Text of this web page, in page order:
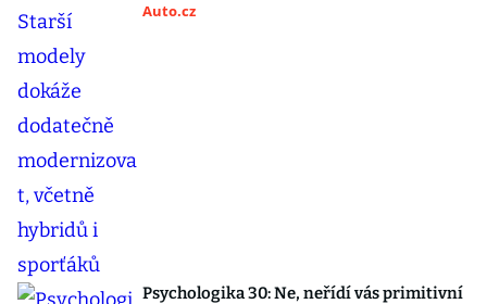
Auto.cz
Psychologika 30: Ne, neřídí vás primitivní